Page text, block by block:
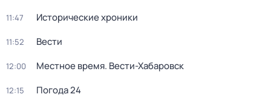
11:47 Исторические хроники
11:52 Вести
12:00 Местное время. Вести-Хабаровск
12:15 Погода 24